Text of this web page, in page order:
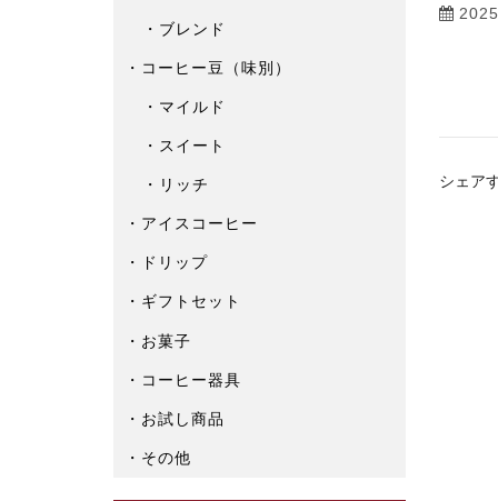
シェア
ブレンド
コーヒー豆（味別）
マイルド
スイート
リッチ
アイスコーヒー
ドリップ
ギフトセット
お菓子
コーヒー器具
お試し商品
その他